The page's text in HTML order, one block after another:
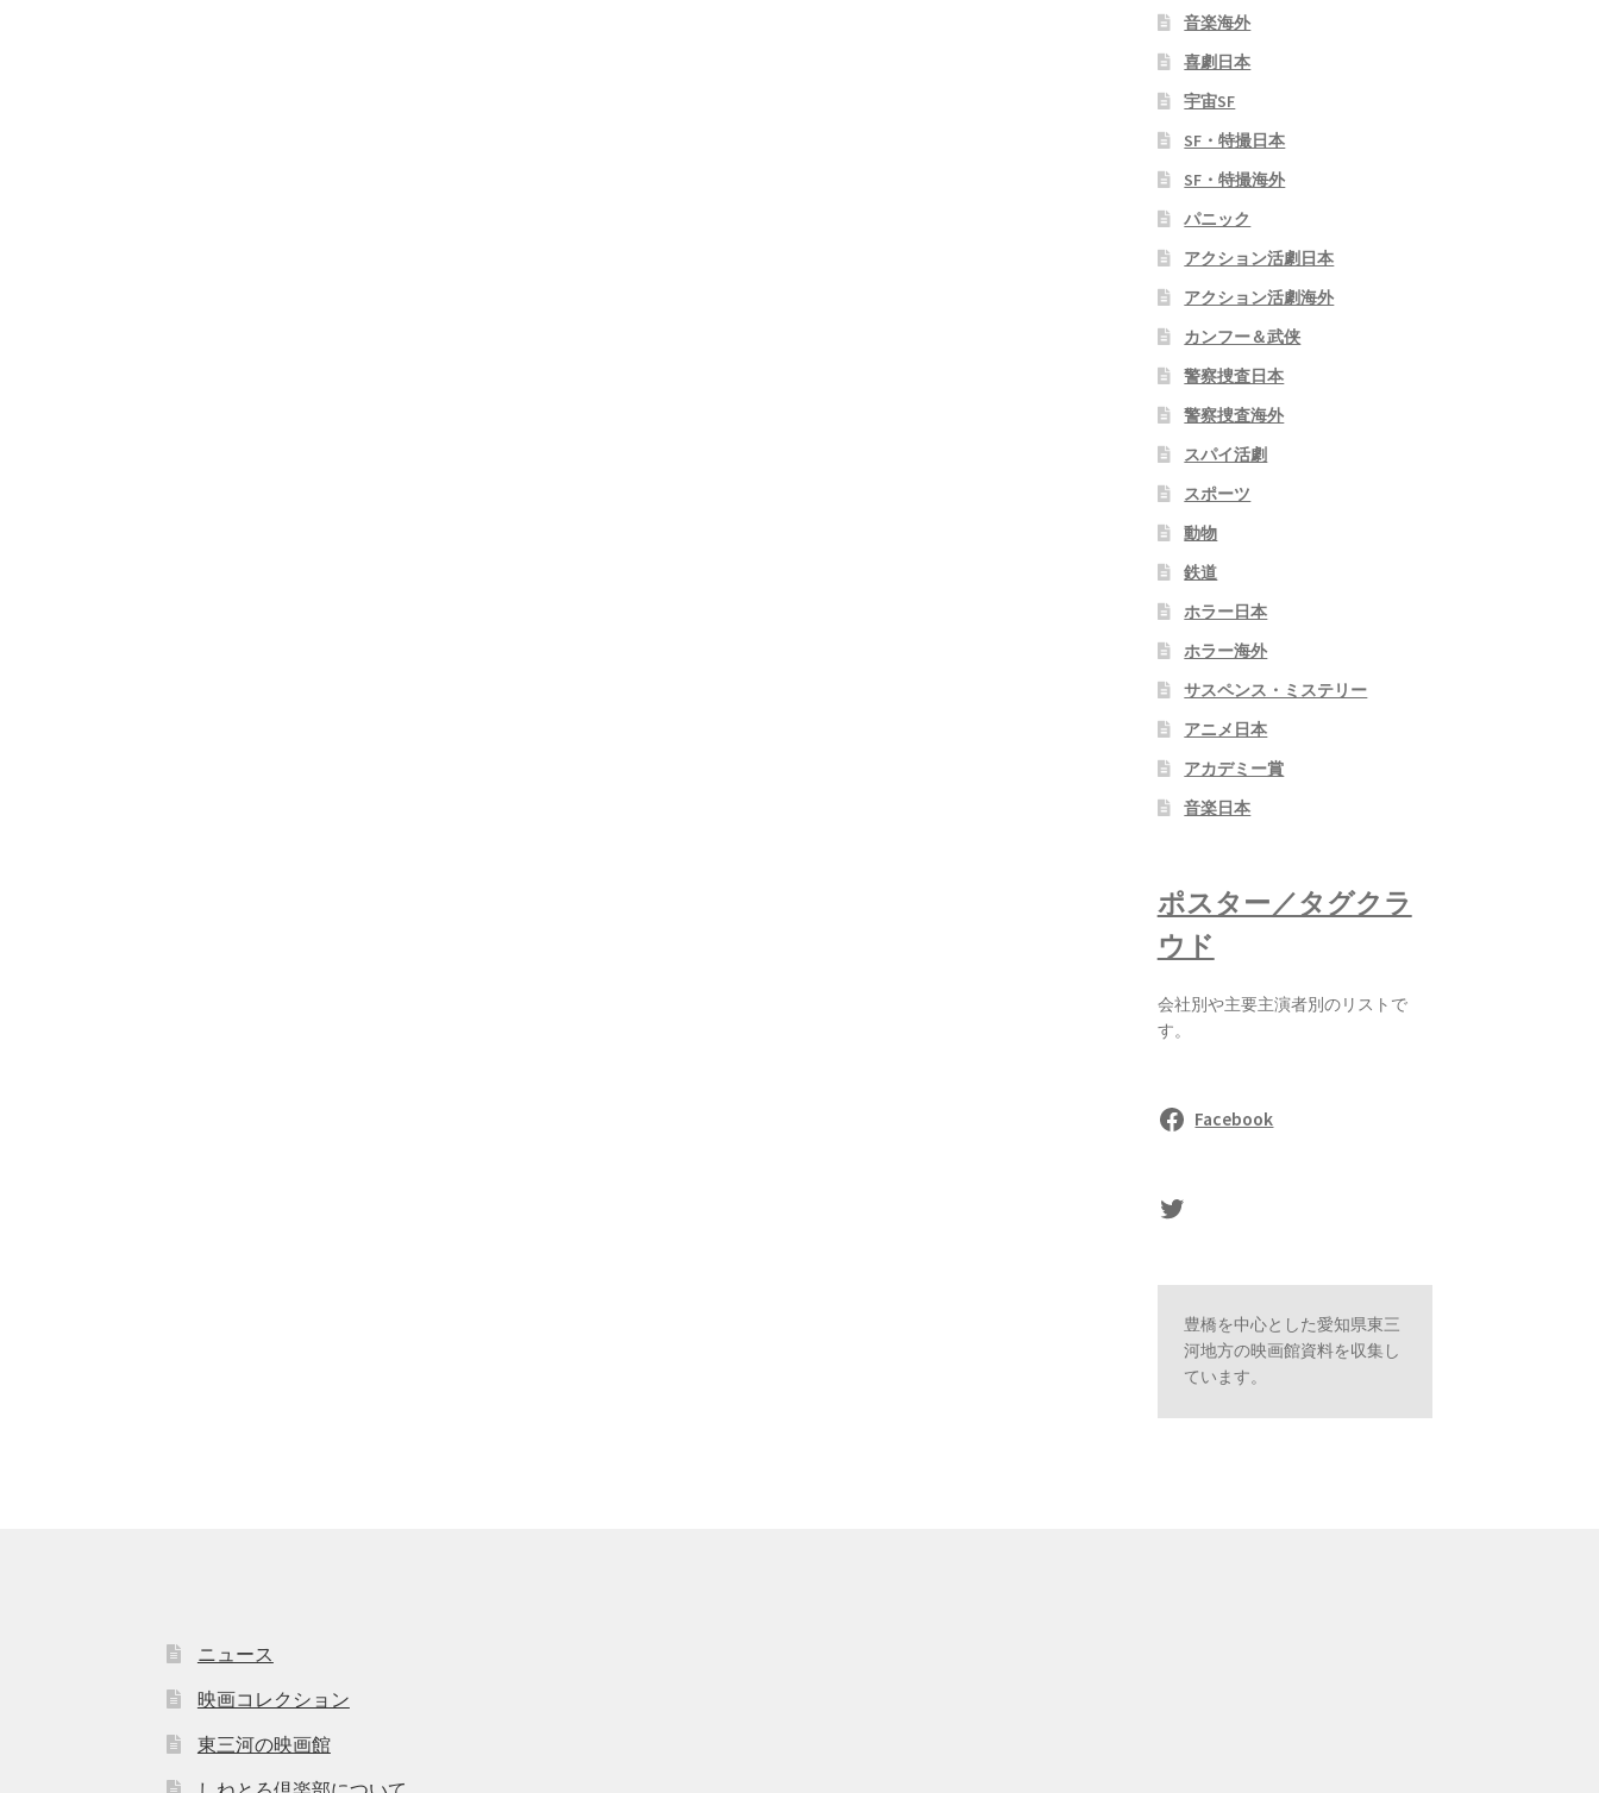
音楽海外
喜劇日本
宇宙SF
SF・特撮日本
SF・特撮海外
パニック
アクション活劇日本
アクション活劇海外
カンフー＆武侠
警察捜査日本
警察捜査海外
スパイ活劇
スポーツ
動物
鉄道
ホラー日本
ホラー海外
サスペンス・ミステリー
アニメ日本
アカデミー賞
音楽日本
ポスター／タグクラ
ウド
会社別や主要主演者別のリストで
す。
Facebook
sasaki's Twitter
豊橋を中心とした愛知県東三
河地方の映画館資料を収集し
ています。
ニュース
映画コレクション
東三河の映画館